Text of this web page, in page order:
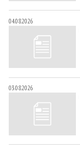
04.08.2026
03.08.2026